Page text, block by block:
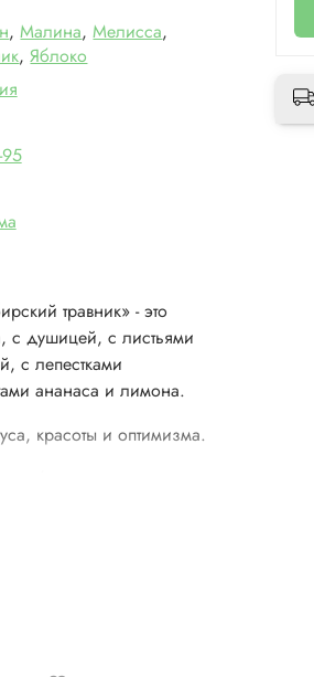
,Малина,Мелисса,
,Яблоко
травник» - это
с душицей, с листьями
с лепестками
ананаса и лимона.
красоты и оптимизма.
руками, что
чистоту.